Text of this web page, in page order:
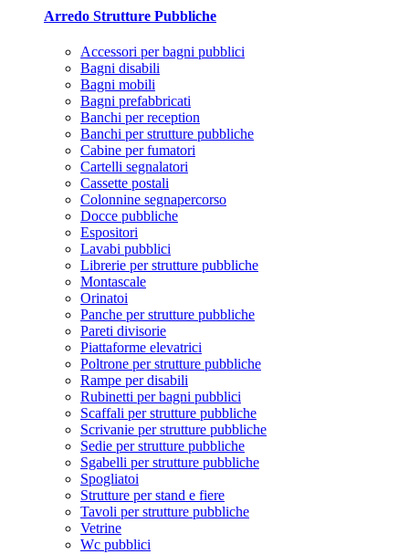
Arredo Strutture Pubbliche
Accessori per bagni pubblici
Bagni disabili
Bagni mobili
Bagni prefabbricati
Banchi per reception
Banchi per strutture pubbliche
Cabine per fumatori
Cartelli segnalatori
Cassette postali
Colonnine segnapercorso
Docce pubbliche
Espositori
Lavabi pubblici
Librerie per strutture pubbliche
Montascale
Orinatoi
Panche per strutture pubbliche
Pareti divisorie
Piattaforme elevatrici
Poltrone per strutture pubbliche
Rampe per disabili
Rubinetti per bagni pubblici
Scaffali per strutture pubbliche
Scrivanie per strutture pubbliche
Sedie per strutture pubbliche
Sgabelli per strutture pubbliche
Spogliatoi
Strutture per stand e fiere
Tavoli per strutture pubbliche
Vetrine
Wc pubblici